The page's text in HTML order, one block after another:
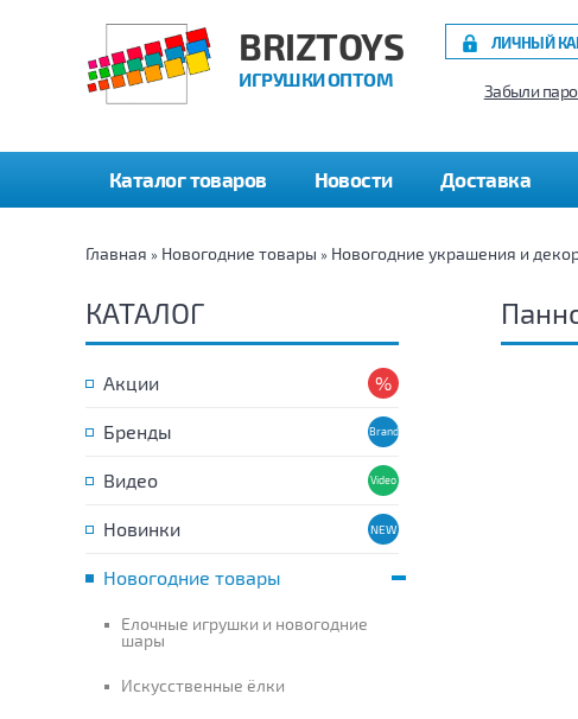
BRIZTOYS
ИГРУШКИ ОПТОМ
ЛИЧНЫЙ
Забыли
Каталог товаров Новости Доставка
Главная » Новогодние товары » Новогодние украшения и
КАТАЛОГ
Акции
Бренды
Видео
Новинки
Новогодние товары
Елочные игрушки и новогодние
шары
Искусственные ёлки